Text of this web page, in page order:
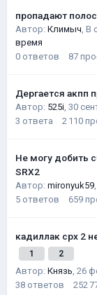
пропадают
Автор: Климыч, В
время
0 ответов 87
Дергается акпп
Автор: 525i, 30
3 ответа 2 110
Не могу добить
SRX2
Автор: mironyuk59,
5 ответов 659
кадиллак срх 2
1 2
Автор: Князь, 26
38 ответов 252